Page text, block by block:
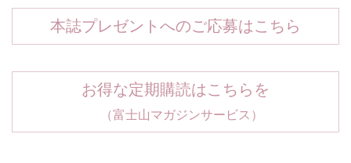
本誌プレゼントへのご応募はこちら
お得な定期購読はこちらを
（富士山マガジンサービス）